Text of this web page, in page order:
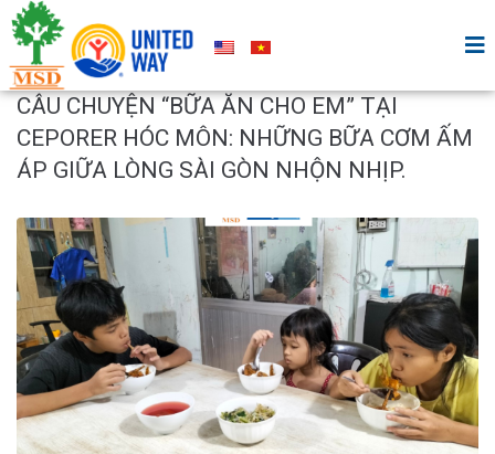
CÂU CHUYỆN “BỮA ĂN CHO EM” TẠI
CEPORER HÓC MÔN: NHỮNG BỮA CƠM ẤM
ÁP GIỮA LÒNG SÀI GÒN NHỘN NHỊP.